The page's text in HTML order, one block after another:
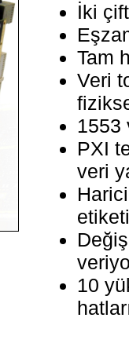
İki
Tam
Veri
1553
PXI
veri
10